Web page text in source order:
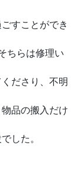
すことができ
ちらは修理い
ださり、不明
品の搬入だけ
した。